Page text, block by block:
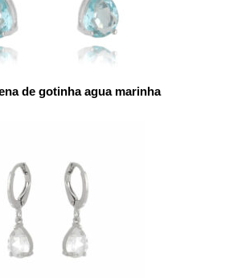
de gotinha agua marinha